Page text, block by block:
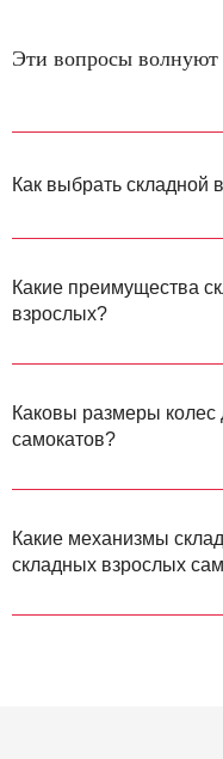
Эти вопросы волнуют
Как выбрать складной
Какие преимущества
взрослых?
Каковы размеры колес
самокатов?
Какие механизмы
складных взрослых